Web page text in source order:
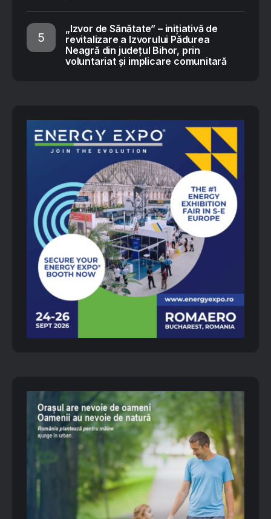
„Izvor de Sănătate” – inițiativă de
revitalizare a Izvorului Pădurea
Neagră din județul Bihor, prin
voluntariat și implicare comunitară